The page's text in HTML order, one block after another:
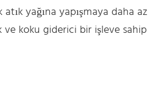
yağına yapışmaya daha az
koku giderici bir işleve sahip